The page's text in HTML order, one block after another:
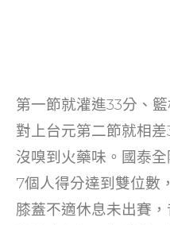
第一節就灌進33分、
對上台元第二節就相
沒嗅到火藥味。國泰
7個人得分達到雙位數
膝蓋不適休息未出賽